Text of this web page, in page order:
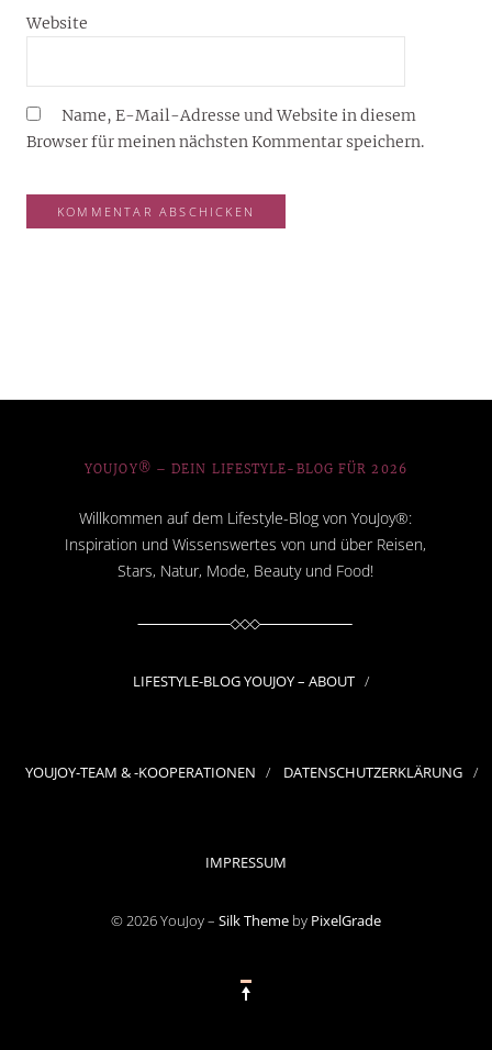
Website
Name, E-Mail-Adresse und Website in diesem
Browser für meinen nächsten Kommentar speichern.
YOUJOY® – DEIN LIFESTYLE-BLOG FÜR 2026
Willkommen auf dem Lifestyle-Blog von YouJoy®:
Inspiration und Wissenswertes von und über Reisen,
Stars, Natur, Mode, Beauty und Food!
LIFESTYLE-BLOG YOUJOY – ABOUT
YOUJOY-TEAM & -KOOPERATIONEN DATENSCHUTZERKLÄRUNG
IMPRESSUM
© 2026 YouJoy – Silk Theme by PixelGrade